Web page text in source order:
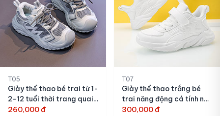
T05
Giày thể thao bé trai từ 1-
2-12 tuổi thời trang quai
dán
260,000 đ
T07
Giày thể thao trắng bé
trai năng động cá tính nhẹ
êm từ 4-12 tuổi
300,000 đ